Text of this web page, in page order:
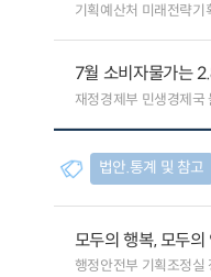
기획예산처 미래전략
7월 소비자물가는
재정경제부 민생경제국
법안.통계 및 참고
모두의 행복, 모두
행정안전부 기획조정실